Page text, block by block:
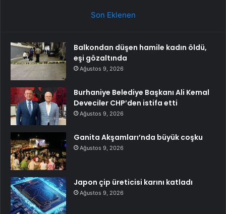
Son Eklenen
Balkondan düşen hamile kadın öldü,
eşi gözaltında
Ağustos 9, 2026
Burhaniye Belediye Başkanı Ali Kemal
Deveciler CHP’den istifa etti
Ağustos 9, 2026
Ganita Akşamları’nda büyük coşku
Ağustos 9, 2026
Japon çip üreticisi karını katladı
Ağustos 9, 2026